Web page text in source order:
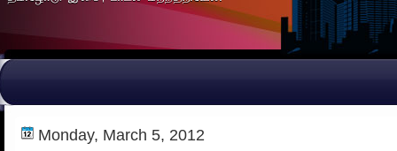
Monday, March 5, 2012